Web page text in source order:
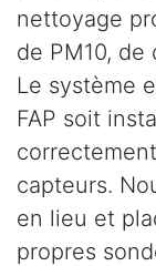
nettoyage
de PM10, de
Le système
FAP soit
capteurs.
en lieu et
propres